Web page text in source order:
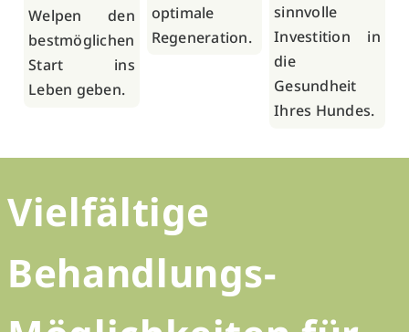
Welpen den
bestmöglichen
Start ins
Leben geben.
optimale
Regeneration.
sinnvolle
Investition in
die
Gesundheit
Ihres Hundes.
Vielfältige
Behandlungs-